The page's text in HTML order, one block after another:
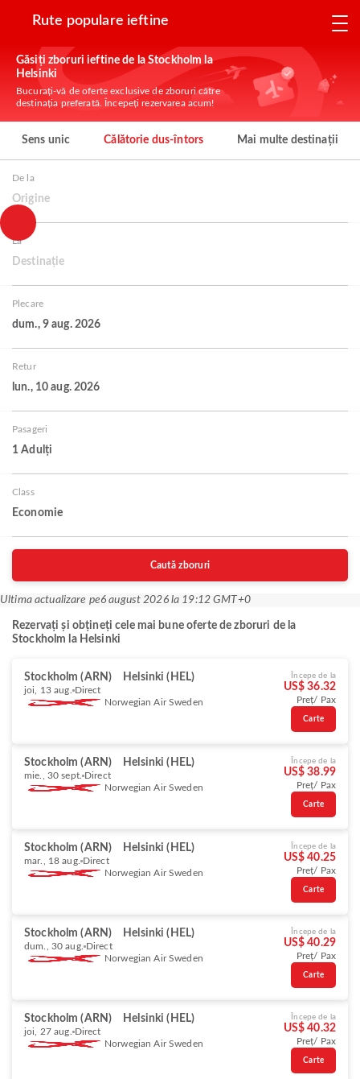
Rute populare ieftine
Găsiți zboruri ieftine de la Stockholm la
Helsinki
Bucurați-vă de oferte exclusive de zboruri către
destinația preferată. Începeți rezervarea acum!
Sens unic Călătorie dus-întors Mai multe destinații
De la
Origine
La
Destinație
Plecare
dum., 9 aug. 2026
Retur
lun., 10 aug. 2026
Pasageri
1 Adulți
Class
Economie
Caută zboruri
Ultima actualizare pe6 august 2026 la 19:12 GMT+0
Rezervați și obțineți cele mai bune oferte de zboruri de la
Stockholm la Helsinki
Stockholm (ARN) Helsinki (HEL)
joi, 13 aug. Direct
Norwegian Air Sweden
Începe de la
US$ 36.32
Preț/ Pax
Carte
Stockholm (ARN) Helsinki (HEL)
mie., 30 sept. Direct
Norwegian Air Sweden
Începe de la
US$ 38.99
Preț/ Pax
Carte
Stockholm (ARN) Helsinki (HEL)
mar., 18 aug. Direct
Norwegian Air Sweden
Începe de la
US$ 40.25
Preț/ Pax
Carte
Stockholm (ARN) Helsinki (HEL)
dum., 30 aug. Direct
Norwegian Air Sweden
Începe de la
US$ 40.29
Preț/ Pax
Carte
Stockholm (ARN) Helsinki (HEL)
joi, 27 aug. Direct
Norwegian Air Sweden
Începe de la
US$ 40.32
Preț/ Pax
Carte